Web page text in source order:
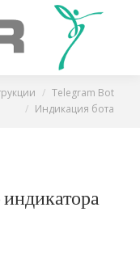
Telegram Bot
Индикация бота